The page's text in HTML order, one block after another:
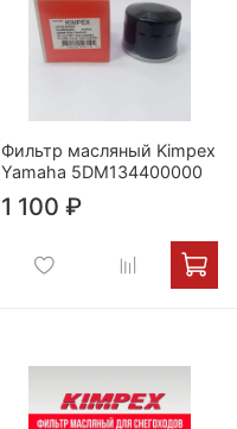
Фильтр масляный Kimpex
Yamaha 5DM134400000
1 100 ₽